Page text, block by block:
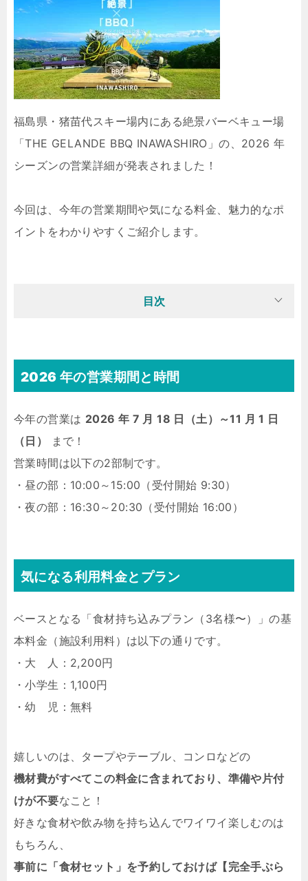
福島県・猪苗代スキー場内にある絶景バーベキュー場
「THE GELANDE BBQ INAWASHIRO」の、2026 年
シーズンの営業詳細が発表されました！
今回は、今年の営業期間や気になる料金、魅力的なポ
イントをわかりやすくご紹介します。
目次
2026 年の営業期間と時間
今年の営業は 2026 年 7 月 18 日（土）～11 月 1 日
（日）
まで！
営業時間は以下の2部制です。
・昼の部：10:00～15:00（受付開始 9:30）
・夜の部：16:30～20:30（受付開始 16:00）
気になる利用料金とプラン
ベースとなる「食材持ち込みプラン（3名様〜）」の基
本料金（施設利用料）は以下の通りです。
・大 人：2,200円
・小学生：1,100円
・幼 児：無料
嬉しいのは、タープやテーブル、コンロなどの
機材費がすべてこの料金に含まれており、準備や片付
けが不要なこと！
好きな食材や飲み物を持ち込んでワイワイ楽しむのは
もちろん、
事前に「食材セット」を予約しておけば【完全手ぶら